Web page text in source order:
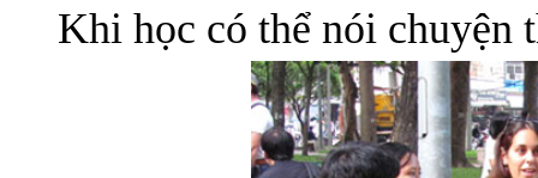
Khi học có thể nói chuyện